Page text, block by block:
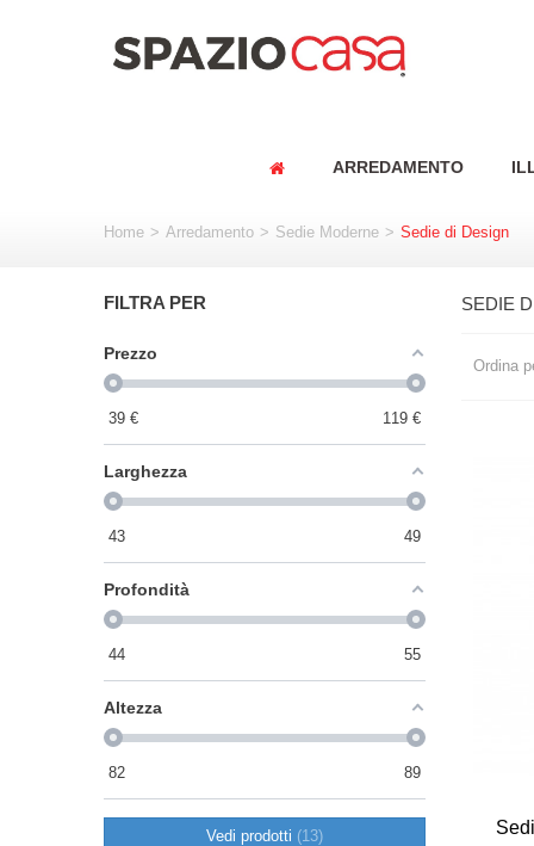
ARREDAMENTO
Home > Arredamento > Sedie Moderne > Sedie di Design
FILTRA PER
Prezzo
39 € 119 €
Larghezza
43 49
Profondità
44 55
Altezza
82 89
Vedi prodotti 13
SEDIE
Ordina